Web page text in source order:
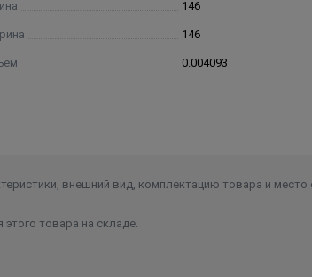
146
146
0.004093
внешний вид, комплектацию товара и место
товара на складе.